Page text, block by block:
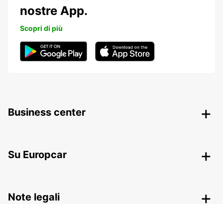
nostre App.
Scopri di più
Business center
Su Europcar
Note legali